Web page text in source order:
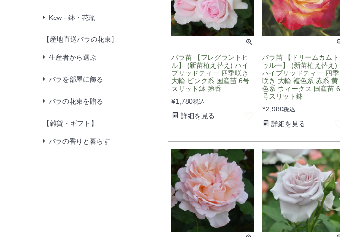
Kew - 鉢・花瓶
【産地直送バラの花束】
生産者から選ぶ
バラを部屋に飾る
バラの花束を贈る
【雑貨・ギフト】
バラの香りと暮らす
バラ苗 【フレグラントヒ
ル】 (新苗植え替え) ハイ
ブリッドティー 四季咲き
大輪 ピンク系 国産苗 6号
スリット鉢 強香
¥1,780税込
詳細を見る
バラ苗 【ドリームカムト
ゥルー】 (新苗植え替え)
ハイブリッドティー 四季
咲き 大輪 複色系 赤系 黄
色系 ウィークス 国産苗 6
号スリット鉢
¥2,980税込
詳細を見る